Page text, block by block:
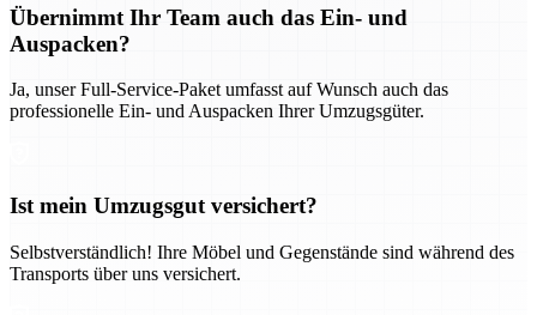
Übernimmt Ihr Team auch das Ein- und
Auspacken?
Ja, unser Full-Service-Paket umfasst auf Wunsch auch das
professionelle Ein- und Auspacken Ihrer Umzugsgüter.
Ist mein Umzugsgut versichert?
Selbstverständlich! Ihre Möbel und Gegenstände sind während des
Transports über uns versichert.